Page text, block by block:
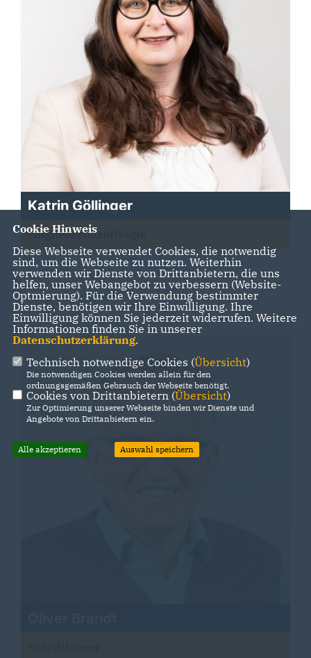
Katrin Göllinger
Mitgliederbeauftragte
Cookie Hinweis
Diese Webseite verwendet Cookies, die notwendig
sind, um die Webseite zu nutzen. Weiterhin
verwenden wir Dienste von Drittanbietern, die uns
helfen, unser Webangebot zu verbessern (Website-
Optmierung). Für die Verwendung bestimmter
Dienste, benötigen wir Ihre Einwilligung. Ihre
Einwilligung können Sie jederzeit widerrufen. Weitere
Informationen finden Sie in unserer
Datenschutzerklärung.
Technisch notwendige Cookies (Übersicht)
Die notwendigen Cookies werden allein für den
ordnungsgemäßen Gebrauch der Webseite benötigt.
Cookies von Drittanbietern (Übersicht)
Zur Optimierung unserer Webseite binden wir Dienste und
Angebote von Drittanbietern ein.
Alle akzeptieren Auswahl speichern